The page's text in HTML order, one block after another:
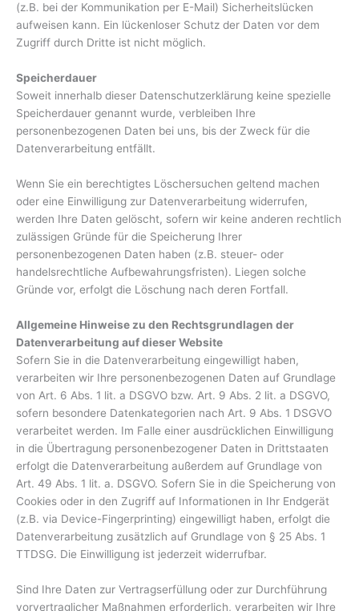
(z.B. bei der Kommunikation per E-Mail) Sicherheitslücken
aufweisen kann. Ein lückenloser Schutz der Daten vor dem
Zugriff durch Dritte ist nicht möglich.
Speicherdauer
Soweit innerhalb dieser Datenschutzerklärung keine spezielle
Speicherdauer genannt wurde, verbleiben Ihre
personenbezogenen Daten bei uns, bis der Zweck für die
Datenverarbeitung entfällt.
Wenn Sie ein berechtigtes Löschersuchen geltend machen
oder eine Einwilligung zur Datenverarbeitung widerrufen,
werden Ihre Daten gelöscht, sofern wir keine anderen rechtlich
zulässigen Gründe für die Speicherung Ihrer
personenbezogenen Daten haben (z.B. steuer- oder
handelsrechtliche Aufbewahrungsfristen). Liegen solche
Gründe vor, erfolgt die Löschung nach deren Fortfall.
Allgemeine Hinweise zu den Rechtsgrundlagen der
Datenverarbeitung auf dieser Website
Sofern Sie in die Datenverarbeitung eingewilligt haben,
verarbeiten wir Ihre personenbezogenen Daten auf Grundlage
von Art. 6 Abs. 1 lit. a DSGVO bzw. Art. 9 Abs. 2 lit. a DSGVO,
sofern besondere Datenkategorien nach Art. 9 Abs. 1 DSGVO
verarbeitet werden. Im Falle einer ausdrücklichen Einwilligung
in die Übertragung personenbezogener Daten in Drittstaaten
erfolgt die Datenverarbeitung außerdem auf Grundlage von
Art. 49 Abs. 1 lit. a. DSGVO. Sofern Sie in die Speicherung von
Cookies oder in den Zugriff auf Informationen in Ihr Endgerät
(z.B. via Device-Fingerprinting) eingewilligt haben, erfolgt die
Datenverarbeitung zusätzlich auf Grundlage von § 25 Abs. 1
TTDSG. Die Einwilligung ist jederzeit widerrufbar.
Sind Ihre Daten zur Vertragserfüllung oder zur Durchführung
vorvertraglicher Maßnahmen erforderlich, verarbeiten wir Ihre